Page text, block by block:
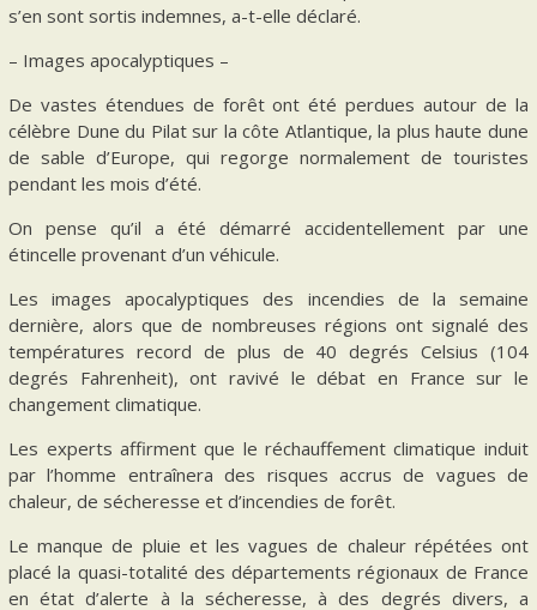
s’en sont sortis indemnes, a-t-elle déclaré.
– Images apocalyptiques –
De vastes étendues de forêt ont été perdues autour de la
célèbre Dune du Pilat sur la côte Atlantique, la plus haute dune
de sable d’Europe, qui regorge normalement de touristes
pendant les mois d’été.
On pense qu’il a été démarré accidentellement par une
étincelle provenant d’un véhicule.
Les images apocalyptiques des incendies de la semaine
dernière, alors que de nombreuses régions ont signalé des
températures record de plus de 40 degrés Celsius (104
degrés Fahrenheit), ont ravivé le débat en France sur le
changement climatique.
Les experts affirment que le réchauffement climatique induit
par l’homme entraînera des risques accrus de vagues de
chaleur, de sécheresse et d’incendies de forêt.
Le manque de pluie et les vagues de chaleur répétées ont
placé la quasi-totalité des départements régionaux de France
en état d’alerte à la sécheresse, à des degrés divers, a